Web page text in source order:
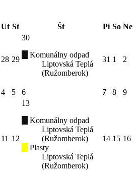
Ut St Št Pi So Ne
28 29
30
Komunálny odpad
Liptovská Teplá
(Ružomberok)
31 1 2
4 5 6 7 8 9
11 12
13
Komunálny odpad
Liptovská Teplá
(Ružomberok)
Plasty
Liptovská Teplá
(Ružomberok)
14 15 16